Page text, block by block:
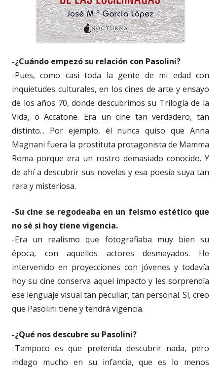
-¿Cuándo empezó su relación con Pasolini?
-Pues, como casi toda la gente de mi edad con
inquietudes culturales, en los cines de arte y ensayo
de los años 70, donde descubrimos su Trilogía de la
Vida, o Accatone. Era un cine tan verdadero, tan
distinto... Por ejemplo, él nunca quiso que Anna
Magnani fuera la prostituta protagonista de Mamma
Roma porque era un rostro demasiado conocido. Y
de ahí a descubrir sus novelas y esa poesía suya tan
rara y misteriosa.
-Su cine se regodeaba en un feísmo estético que
no sé si hoy tiene vigencia.
-Era un realismo que fotografiaba muy bien su
época, con aquellos actores desmayados. He
intervenido en proyecciones con jóvenes y todavía
hoy su cine conserva aquel impacto y les sorprendía
ese lenguaje visual tan peculiar, tan personal. Sí, creo
que Pasolini tiene y tendrá vigencia.
-¿Qué nos descubre su Pasolini?
-Tampoco es que pretenda descubrir nada, pero
indago mucho en su infancia, que es lo menos